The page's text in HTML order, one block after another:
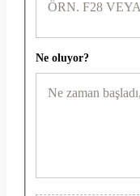
Ne oluyor?